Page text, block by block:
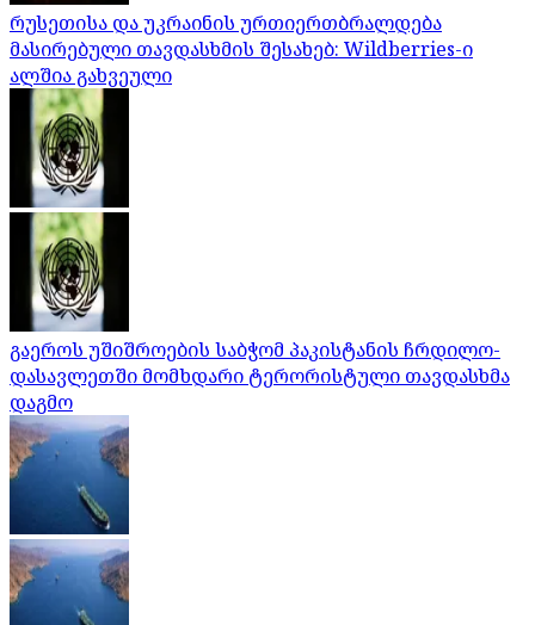
რუსეთისა და უკრაინის ურთიერთბრალდება
მასირებული თავდასხმის შესახებ: Wildberries-ი
ალშია გახვეული
გაეროს უშიშროების საბჭომ პაკისტანის ჩრდილო-
დასავლეთში მომხდარი ტერორისტული თავდასხმა
დაგმო